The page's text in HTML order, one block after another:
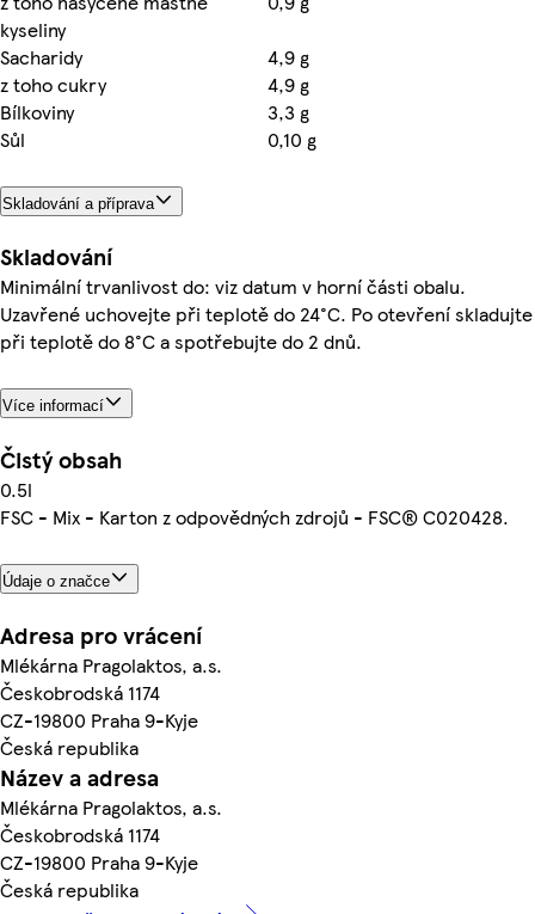
kyseliny
Sacharidy
4,9 g
z toho cukry
4,9 g
Bílkoviny
3,3 g
Sůl
0,10 g
Skladování a příprava
Skladování
Minimální trvanlivost do: viz datum v horní části obalu.
Uzavřené uchovejte při teplotě do 24°C. Po otevření skladujte
při teplotě do 8°C a spotřebujte do 2 dnů.
Více informací
Čistý obsah
0.5l
FSC - Mix - Karton z odpovědných zdrojů - FSC® C020428.
Údaje o značce
Adresa pro vrácení
Mlékárna Pragolaktos, a.s.
Českobrodská 1174
CZ-19800 Praha 9-Kyje
Česká republika
Název a adresa
Mlékárna Pragolaktos, a.s.
Českobrodská 1174
CZ-19800 Praha 9-Kyje
Česká republika